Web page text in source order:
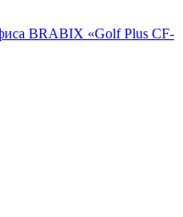
BRABIX «Golf Plus CF-